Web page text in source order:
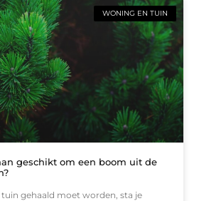
WONING EN TUIN
geschikt om een boom uit de
gehaald moet worden, sta je